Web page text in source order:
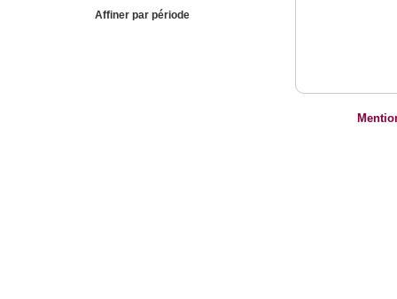
Affiner par période